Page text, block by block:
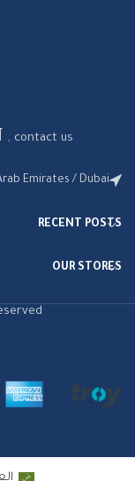
, contact us
Emirates / Dubai
RECENT POSTS
OUR STORES